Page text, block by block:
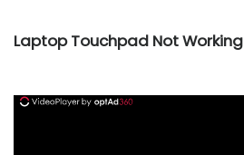
Laptop Touchpad Not Working